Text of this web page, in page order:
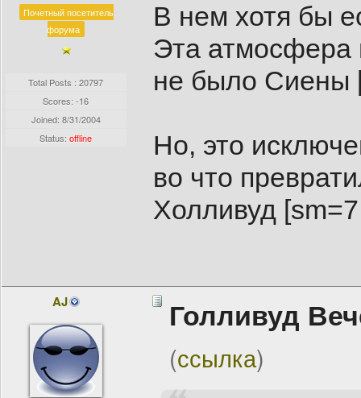
Почетный посетитель
форума
Total Posts : 20797
Scores: -16
Joined: 8/31/2004
Status:offline
В нем хотя бы
Эта атмосфера
не было Сиены
Но, это
во что
Холливуд
AJ Голливуд
(ссылка)